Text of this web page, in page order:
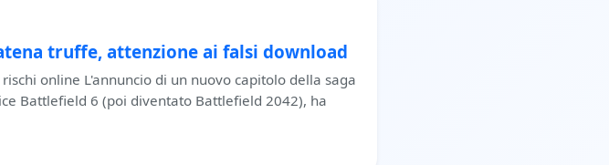
truffe, attenzione ai falsi download
online L'annuncio di un nuovo capitolo della saga
Battlefield 6 (poi diventato Battlefield 2042), ha